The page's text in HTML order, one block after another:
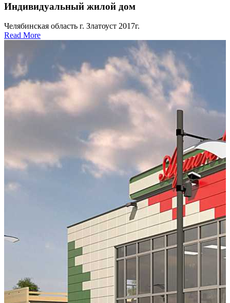
Индивидуальный жилой дом
Челябинская область г. Златоуст 2017г.
Read More